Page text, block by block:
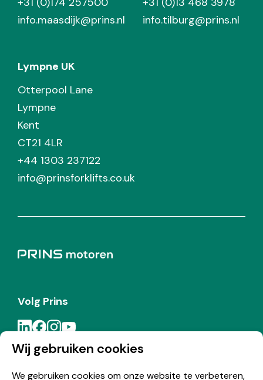
Wij gebruiken cookies
We gebruiken cookies om onze website te verbeteren,
info.maasdijk@prins.nl
info.tilburg@prins.nl
Lympne UK
Otterpool Lane
Lympne
Kent
CT21 4LR
+44 1303 237122
info@prinsforklifts.co.uk
Volg Prins
Meld je aan voor de Prins nieuwsbrief